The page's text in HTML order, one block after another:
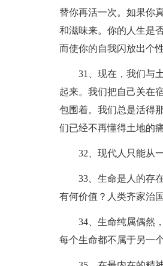
替你再活一次。如果你
和滋味来。你的人生是
而使你的自我闪放出个
31、现在，我们与
起来。我们把自己关在
包围着。我们总是活得
们已经不再懂得土地的
32、现代人只能从
33、生命是人的存
有何价值？人类齐家治
34、生命纯属偶然
每个生命都不属于另一